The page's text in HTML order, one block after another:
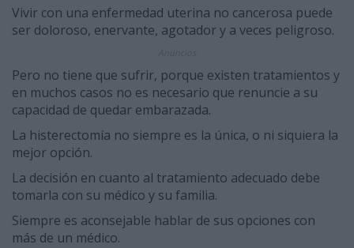
Vivir con una enfermedad uterina no cancerosa puede
ser doloroso, enervante, agotador y a veces peligroso.
Pero no tiene que sufrir, porque existen tratamientos y
en muchos casos no es necesario que renuncie a su
capacidad de quedar embarazada.
La histerectomía no siempre es la única, o ni siquiera la
mejor opción.
La decisión en cuanto al tratamiento adecuado debe
tomarla con su médico y su familia.
Siempre es aconsejable hablar de sus opciones con
más de un médico.